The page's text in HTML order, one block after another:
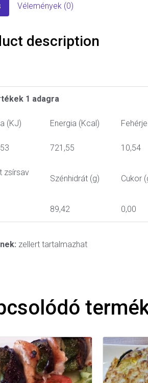
Vélemények (0)
description
1 adagra
(KJ) Energia (Kcal)
721,55 10,54
zsírsav
Szénhidrát (g) Cukor
89,42 0,00
zellert tartalmazhat